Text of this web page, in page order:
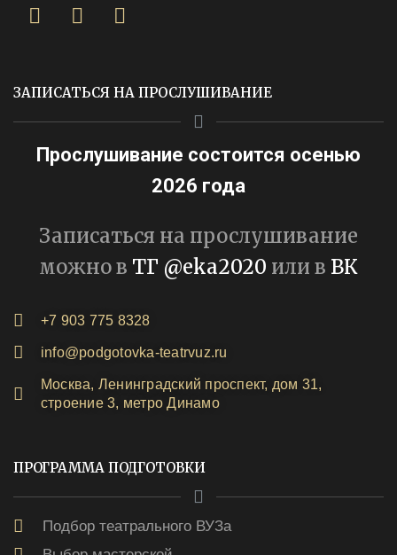
ЗАПИСАТЬСЯ НА ПРОСЛУШИВАНИЕ
Прослушивание состоится осенью
2026 года
Записаться на прослушивание
можно в ТГ @eka2020 или в ВК
+7 903 775 8328
info@podgotovka-teatrvuz.ru
Москва, Ленинградский проспект, дом 31,
строение 3, метро Динамо
ПРОГРАММА ПОДГОТОВКИ
Подбор театрального ВУЗа